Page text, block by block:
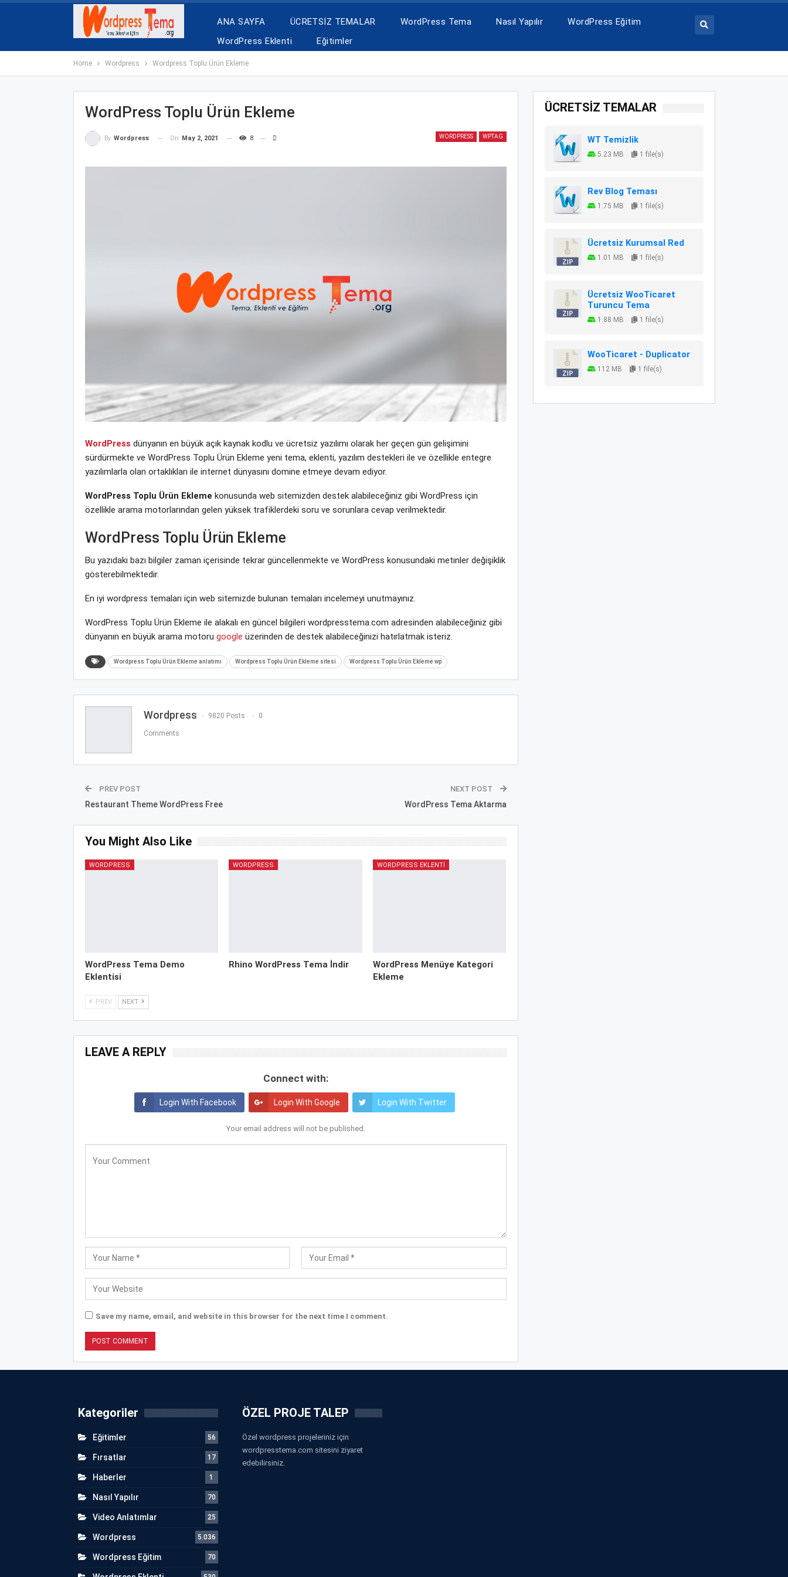
ANA SAYFA ÜCRETSİZ TEMALAR WordPress Tema Nasıl Yapılır
WordPress Eğitim
WordPress Eklenti
Eğitimler
Home Wordpress Wordpress Toplu Ürün Ekleme
WordPress Toplu Ürün Ekleme
WORDPRESS WPTAG
By Wordpress On May 2, 2021 8
WordPress dünyanın en büyük açık kaynak kodlu ve ücretsiz yazılımı olarak her geçen gün gelişimini
sürdürmekte ve WordPress Toplu Ürün Ekleme yeni tema, eklenti, yazılım destekleri ile ve özellikle entegre
yazılımlarla olan ortaklıkları ile internet dünyasını domine etmeye devam ediyor.
WordPress Toplu Ürün Ekleme konusunda web sitemizden destek alabileceğiniz gibi WordPress için
özellikle arama motorlarından gelen yüksek trafiklerdeki soru ve sorunlara cevap verilmektedir.
WordPress Toplu Ürün Ekleme
Bu yazıdaki bazı bilgiler zaman içerisinde tekrar güncellenmekte ve WordPress konusundaki metinler değişiklik
gösterebilmektedir.
En iyi wordpress temaları için web sitemizde bulunan temaları incelemeyi unutmayınız.
WordPress Toplu Ürün Ekleme ile alakalı en güncel bilgileri wordpresstema.com adresinden alabileceğiniz gibi
dünyanın en büyük arama motoru google üzerinden de destek alabileceğinizi hatırlatmak isteriz.
Wordpress Toplu Ürün Ekleme anlatımı Wordpress Toplu Ürün Ekleme sitesi Wordpress Toplu Ürün Ekleme wp
Wordpress 9820 Posts 0
Comments
PREV POST
Restaurant Theme WordPress Free
NEXT POST
WordPress Tema Aktarma
You Might Also Like
WORDPRESS
WordPress Tema Demo
Eklentisi
WORDPRESS
Rhino WordPress Tema İndir
WORDPRESS EKLENTI
WordPress Menüye Kategori
Ekleme
PREV NEXT
LEAVE A REPLY
Connect with:
Login With Facebook Login With Google Login With Twitter
Your email address will not be published.
Save my name, email, and website in this browser for the next time I comment.
ÜCRETSİZ TEMALAR
WT Temizlik
5.23 MB 1 file(s)
Rev Blog Teması
1.75 MB 1 file(s)
Ücretsiz Kurumsal Red
1.01 MB 1 file(s)
Ücretsiz WooTicaret
Turuncu Tema
1.88 MB 1 file(s)
WooTicaret - Duplicator
112 MB 1 file(s)
Kategoriler
Eğitimler 56
Fırsatlar 17
Haberler 1
Nasıl Yapılır 70
Video Anlatımlar 25
Wordpress 5.036
Wordpress Eğitim 70
ÖZEL PROJE TALEP
Özel wordpress projeleriniz için
wordpresstema.com sitesini ziyaret
edebilirsiniz.